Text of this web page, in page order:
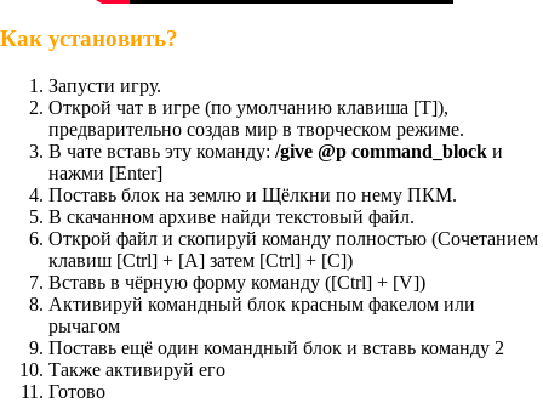
Как установить?
Запусти игру.
Открой чат в игре (по умолчанию клавиша [T]),
предварительно создав мир в творческом режиме.
В чате вставь эту команду: /give @p command_block и
нажми [Enter]
Поставь блок на землю и Щёлкни по нему ПКМ.
В скачанном архиве найди текстовый файл.
Открой файл и скопируй команду полностью (Сочетанием
клавиш [Ctrl] + [A] затем [Ctrl] + [С])
Вставь в чёрную форму команду ([Ctrl] + [V])
Активируй командный блок красным факелом или
рычагом
Поставь ещё один командный блок и вставь команду 2
Также активируй его
Готово